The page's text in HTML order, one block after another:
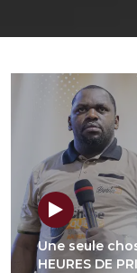
Une seule
HEURES DE